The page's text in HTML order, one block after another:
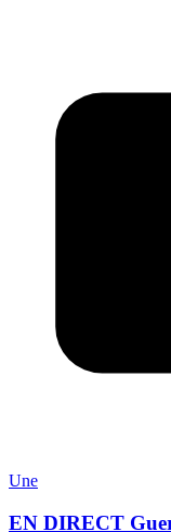
Une
EN DIRECT